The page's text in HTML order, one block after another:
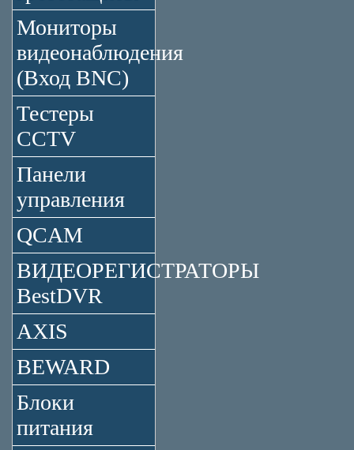
Мониторы
видеонаблюдения
(Вход BNC)
Тестеры
CCTV
Панели
управления
QCAM
ВИДЕОРЕГИСТРАТОРЫ
BestDVR
AXIS
BEWARD
Блоки
питания